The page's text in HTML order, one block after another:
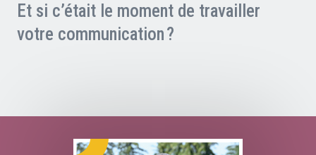
Et si c’était le moment de travailler
votre communication ?